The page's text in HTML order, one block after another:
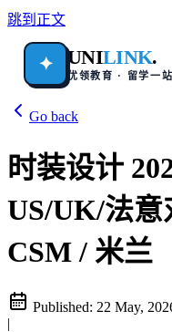
跳到正文
✦ UNILINK.
优领教育 · 留学一
Go back
时装设计
US/UK/法意
CSM / 米兰
Published: 22 May,
|